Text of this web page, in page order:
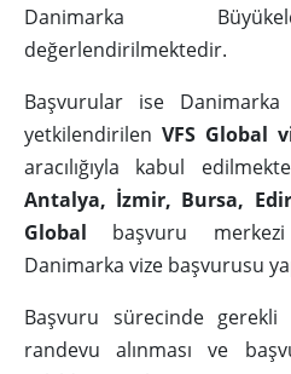
Danimarka
değerlendirilmektedir.
Başvurular ise Danimarka
yetkilendirilen VFS Global
aracılığıyla kabul
Antalya, İzmir, Bursa,
Global başvuru
Danimarka vize başvurusu
Başvuru sürecinde gerekli
randevu alınması ve